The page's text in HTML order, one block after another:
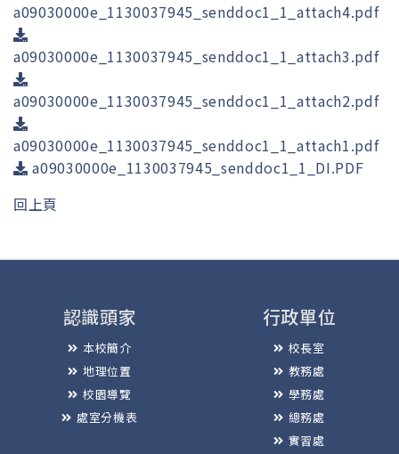
a09030000e_1130037945_senddoc1_1_attach4.pdf
a09030000e_1130037945_senddoc1_1_attach3.pdf
a09030000e_1130037945_senddoc1_1_attach2.pdf
a09030000e_1130037945_senddoc1_1_attach1.pdf
a09030000e_1130037945_senddoc1_1_DI.PDF
回上頁
認識頭家
本校簡介
地理位置
校園導覽
處室分機表
行政單位
校長室
教務處
學務處
總務處
實習處